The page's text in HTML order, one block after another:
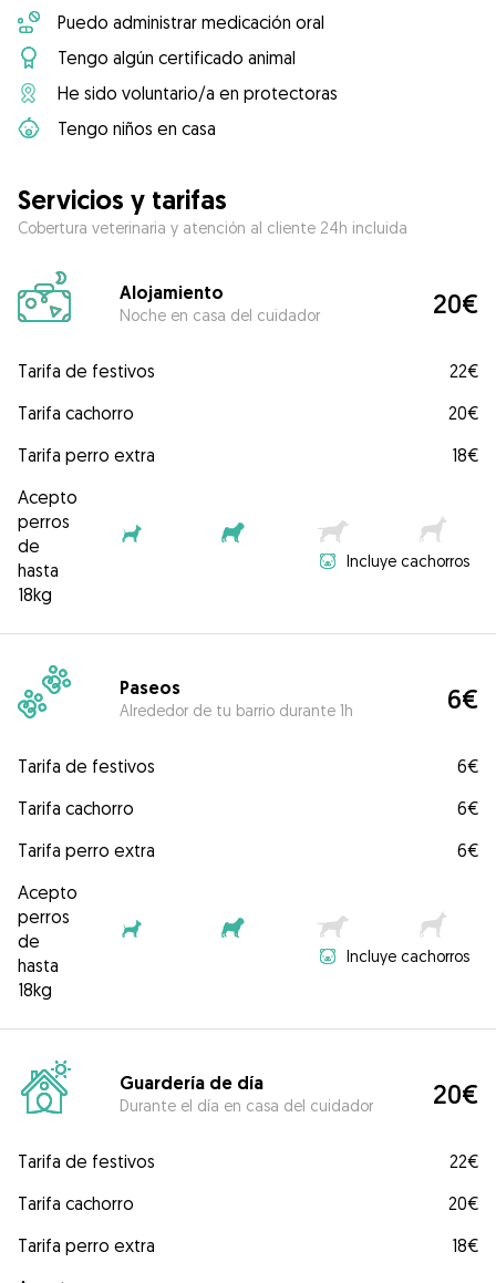
Puedo administrar medicación oral
Tengo algún certificado animal
He sido voluntario/a en protectoras
Tengo niños en casa
Servicios y tarifas
Cobertura veterinaria y atención al cliente 24h incluida
Alojamiento
Noche en casa del cuidador 20€
Tarifa de festivos
22€
Tarifa cachorro
20€
Tarifa perro extra
18€
Acepto
perros
de
hasta
18kg
Incluye cachorros
Paseos
Alrededor de tu barrio durante 1h 6€
Tarifa de festivos
6€
Tarifa cachorro
6€
Tarifa perro extra
6€
Acepto
perros
de
hasta
18kg
Incluye cachorros
Guardería de día
Durante el día en casa del cuidador 20€
Tarifa de festivos
22€
Tarifa cachorro
20€
Tarifa perro extra
18€